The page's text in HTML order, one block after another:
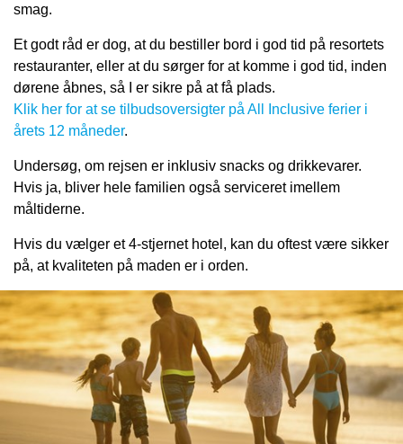
smag.
Et godt råd er dog, at du bestiller bord i god tid på resortets
restauranter, eller at du sørger for at komme i god tid, inden
dørene åbnes, så I er sikre på at få plads.
Klik her for at se tilbudsoversigter på All Inclusive ferier i
årets 12 måneder.
Undersøg, om rejsen er inklusiv snacks og drikkevarer.
Hvis ja, bliver hele familien også serviceret imellem
måltiderne.
Hvis du vælger et 4-stjernet hotel, kan du oftest være sikker
på, at kvaliteten på maden er i orden.